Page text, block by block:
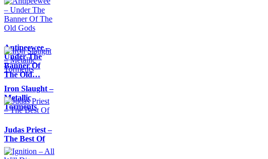
Antipeewee –
Under The
Banner Of
The Old…
Iron Slaught –
Metallic
Torments
Judas Priest –
The Best Of